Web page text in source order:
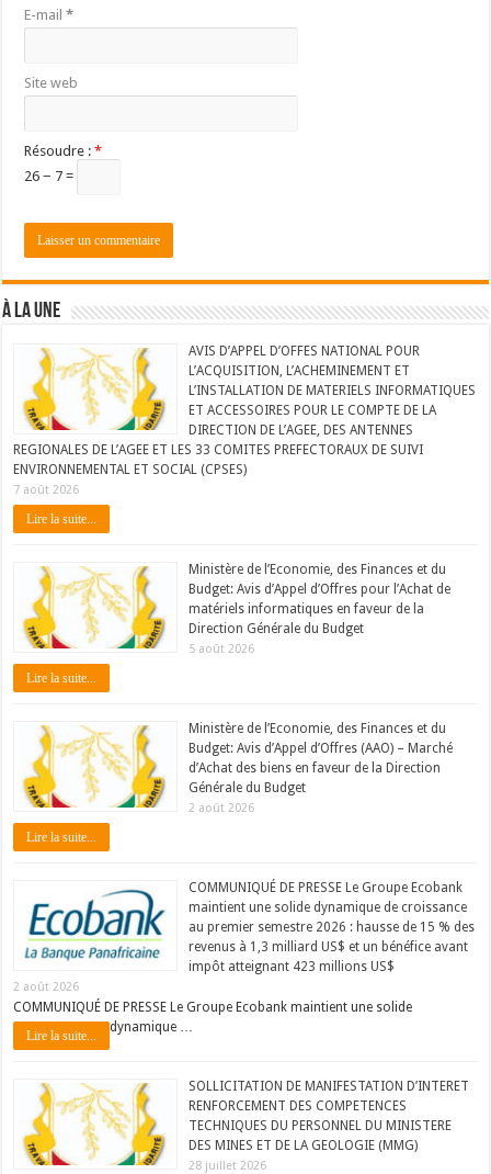
E-mail*
Site web
Résoudre :*
26 − 7 =
À LA UNE
AVIS D’APPEL D’OFFES NATIONAL POUR
L’ACQUISITION, L’ACHEMINEMENT ET
L’INSTALLATION DE MATERIELS INFORMATIQUES
ET ACCESSOIRES POUR LE COMPTE DE LA
DIRECTION DE L’AGEE, DES ANTENNES
REGIONALES DE L’AGEE ET LES 33 COMITES PREFECTORAUX DE SUIVI
ENVIRONNEMENTAL ET SOCIAL (CPSES)
7 août 2026
Lire la suite...
Ministère de l’Economie, des Finances et du
Budget: Avis d’Appel d’Offres pour l’Achat de
matériels informatiques en faveur de la
Direction Générale du Budget
5 août 2026
Lire la suite...
Ministère de l’Economie, des Finances et du
Budget: Avis d’Appel d’Offres (AAO) – Marché
d’Achat des biens en faveur de la Direction
Générale du Budget
2 août 2026
Lire la suite...
COMMUNIQUÉ DE PRESSE Le Groupe Ecobank
maintient une solide dynamique de croissance
au premier semestre 2026 : hausse de 15 % des
revenus à 1,3 milliard US$ et un bénéfice avant
impôt atteignant 423 millions US$
2 août 2026
COMMUNIQUÉ DE PRESSE Le Groupe Ecobank maintient une solide
dynamique …
Lire la suite...
SOLLICITATION DE MANIFESTATION D’INTERET
RENFORCEMENT DES COMPETENCES
TECHNIQUES DU PERSONNEL DU MINISTERE
DES MINES ET DE LA GEOLOGIE (MMG)
28 juillet 2026